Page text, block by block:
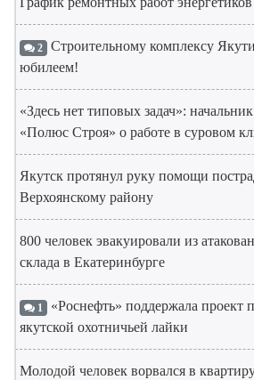
2 Строительному комплексу
юбилеем!
«Здесь нет типовых задач»:
«Полюс Строя» о работе в суровом
Якутск протянул руку помощи
Верхоянскому району
800 человек эвакуировали из
склада в Екатеринбурге
1 «Роснефть» поддержала проект
якутской охотничьей лайки
Молодой человек ворвался в